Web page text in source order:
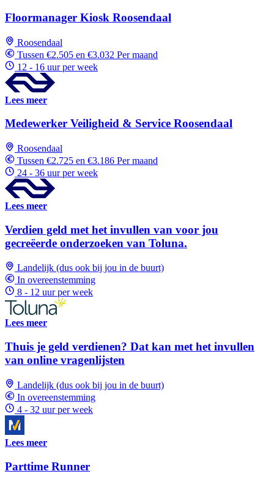
Floormanager Kiosk Roosendaal
Roosendaal
Tussen €2.505 en €3.032 Per maand
12 - 16 uur per week
Lees meer
Medewerker Veiligheid & Service Roosendaal
Roosendaal
Tussen €2.725 en €3.186 Per maand
24 - 36 uur per week
Lees meer
Verdien geld met het invullen van voor jou
gecreëerde onderzoeken van Toluna.
Landelijk (dus ook bij jou in de buurt)
In overeenstemming
8 - 12 uur per week
Lees meer
Thuis je geld verdienen? Dat kan met het invullen
van online vragenlijsten
Landelijk (dus ook bij jou in de buurt)
In overeenstemming
4 - 32 uur per week
Lees meer
Parttime Runner